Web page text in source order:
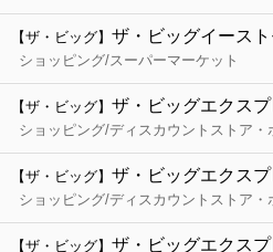
【ザ・ビッグ】 ザ・ビッグイース
ショッピング/スーパーマーケット
【ザ・ビッグ】 ザ・ビッグエクス
ショッピング/ディスカウントストア・
【ザ・ビッグ】 ザ・ビッグエクス
ショッピング/ディスカウントストア・
【ザ・ビッグ】 ザ・ビッグエクス